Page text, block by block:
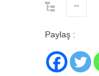
--
Paylaş :